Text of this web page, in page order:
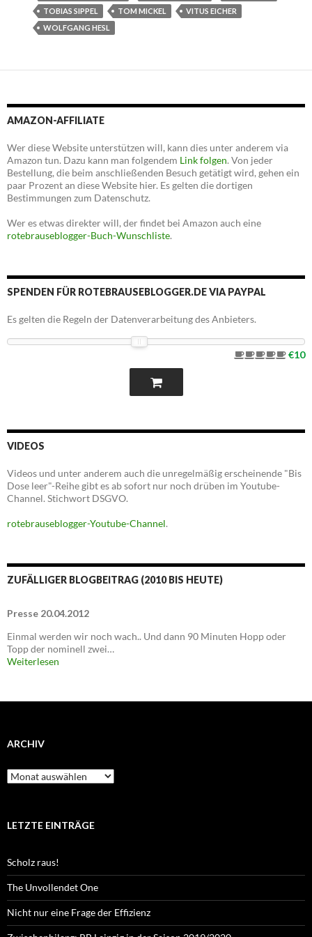
TOBIAS SIPPEL
TOM MICKEL
VITUS EICHER
WOLFGANG HESL
AMAZON-AFFILIATE
Wer diese Website unterstützen will, kann dies unter anderem via
Amazon tun. Dazu kann man folgendem Link folgen. Von jeder
Bestellung, die beim anschließenden Besuch getätigt wird, gehen ein
paar Prozent an diese Website hier. Es gelten die dortigen
Bestimmungen zum Datenschutz.
Wer es etwas direkter will, der findet bei Amazon auch eine
rotebrauseblogger-Buch-Wunschliste.
SPENDEN FÜR ROTEBRAUSEBLOGGER.DE VIA PAYPAL
Es gelten die Regeln der Datenverarbeitung des Anbieters.
€10
VIDEOS
Videos und unter anderem auch die unregelmäßig erscheinende "Bis
Dose leer"-Reihe gibt es ab sofort nur noch drüben im Youtube-
Channel. Stichwort DSGVO.
rotebrauseblogger-Youtube-Channel.
ZUFÄLLIGER BLOGBEITRAG (2010 BIS HEUTE)
Presse 20.04.2012
Einmal werden wir noch wach.. Und dann 90 Minuten Hopp oder
Topp der nominell zwei…
Weiterlesen
ARCHIV
Archiv
LETZTE EINTRÄGE
Scholz raus!
The Unvollendet One
Nicht nur eine Frage der Effizienz